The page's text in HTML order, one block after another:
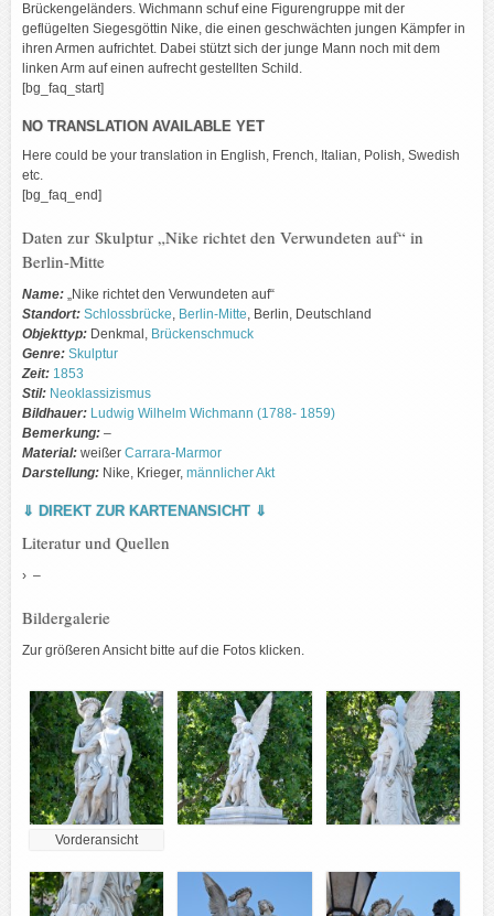
Brückengeländers. Wichmann schuf eine Figurengruppe mit der
geflügelten Siegesgöttin Nike, die einen geschwächten jungen Kämpfer in
ihren Armen aufrichtet. Dabei stützt sich der junge Mann noch mit dem
linken Arm auf einen aufrecht gestellten Schild.
[bg_faq_start]
NO TRANSLATION AVAILABLE YET
Here could be your translation in English, French, Italian, Polish, Swedish
etc.
[bg_faq_end]
Daten zur Skulptur „Nike richtet den Verwundeten auf“ in
Berlin-Mitte
Name: „Nike richtet den Verwundeten auf“
Standort: Schlossbrücke, Berlin-Mitte, Berlin, Deutschland
Objekttyp: Denkmal, Brückenschmuck
Genre: Skulptur
Zeit: 1853
Stil: Neoklassizismus
Bildhauer: Ludwig Wilhelm Wichmann (1788- 1859)
Bemerkung: –
Material: weißer Carrara-Marmor
Darstellung: Nike, Krieger, männlicher Akt
⇓ DIREKT ZUR KARTENANSICHT ⇓
Literatur und Quellen
–
Bildergalerie
Zur größeren Ansicht bitte auf die Fotos klicken.
Vorderansicht